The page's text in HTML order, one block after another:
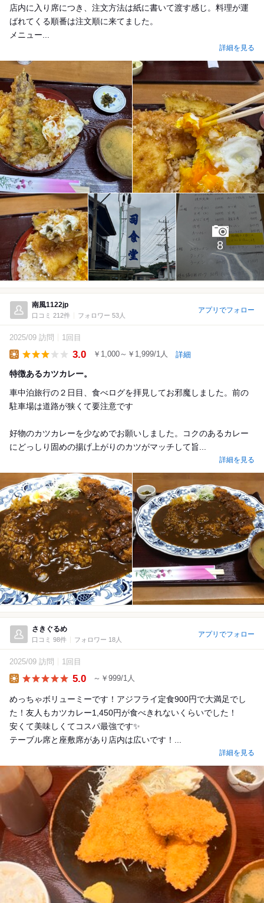
店内に入り席につき、注文方法は紙に書いて渡す感じ。料理が運
ばれてくる順番は注文順に来てました。
メニュー...
詳細を見る
8
南風1122jp
口コミ 212件 フォロワー 53人
アプリでフォロー
2025/09 訪問 1回目
3.0 ￥1,000～￥1,999/1人 詳細
特徴あるカツカレー。
車中泊旅行の２日目、食べログを拝見してお邪魔しました。前の
駐車場は道路が狭くて要注意です
好物のカツカレーを少なめでお願いしました。コクのあるカレー
にどっしり固めの揚げ上がりのカツがマッチして旨...
詳細を見る
さきぐるめ
口コミ 98件 フォロワー 18人
アプリでフォロー
2025/09 訪問 1回目
5.0 ～￥999/1人
めっちゃボリューミーです！アジフライ定食900円で大満足でし
た！友人もカツカレー1,450円が食べきれないくらいでした！
安くて美味しくてコスパ最強です✨
テーブル席と座敷席があり店内は広いです！...
詳細を見る